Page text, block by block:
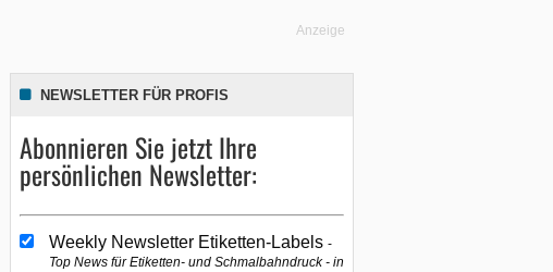
Anzeige
NEWSLETTER FÜR PROFIS
Abonnieren Sie jetzt Ihre
persönlichen Newsletter:
Weekly Newsletter Etiketten-Labels
Top News für Etiketten- und Schmalbahndruck - in